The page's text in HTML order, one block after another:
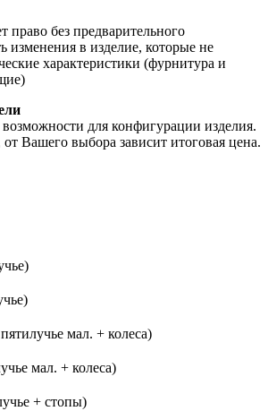
право без предварительного
изменения в изделие, которые не
характеристики (фурнитура и
для конфигурации изделия.
Вашего выбора зависит итоговая цена.
мал. + колеса)
мал. + колеса)
+ стопы)